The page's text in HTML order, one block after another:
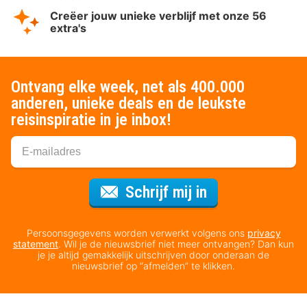
Creëer jouw unieke verblijf met onze 56
extra's
Ontvang elke week, net als 400.000
anderen, unieke deals en de leukste
reisinspiratie in je inbox!
Schrijf mij in
Persoonsgegevens worden verwerkt volgens ons privacy
statement. Wil je de nieuwsbrief niet meer ontvangen? Dan kun
je je altijd gemakkelijk uitschrijven door onderaan de
nieuwsbrief op “afmelden” te klikken.